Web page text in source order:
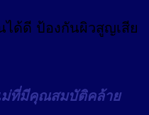
ด้ดี ป้องกันผิวสูญเสีย
ม่ที่มีคุณสมบัติคล้าย